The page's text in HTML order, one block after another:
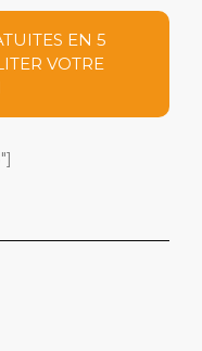
EN 5
VOTRE